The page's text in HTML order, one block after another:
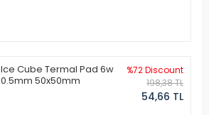
Ice Cube Termal Pad 6w
0.5mm 50x50mm
%72 Discount
198,38 TL
54,66 TL